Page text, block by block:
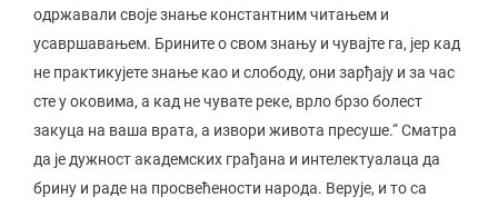
одржавали своје знање константним читањем и
усавршавањем. Брините о свом знању и чувајте га, јер кад
не практикујете знање као и слободу, они зарђају и за час
сте у оковима, а кад не чувате реке, врло брзо болест
закуца на ваша врата, а извори живота пресуше.“ Сматра
да је дужност академских грађана и интелектуалаца да
брину и раде на просвећености народа. Верује, и то са